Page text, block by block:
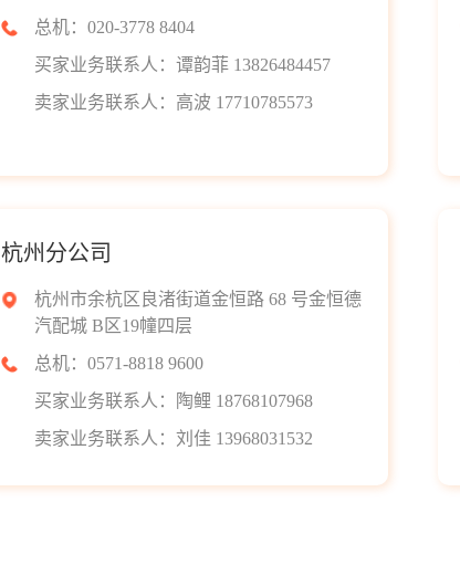
总机：020-3778 8404
买家业务联系人：谭韵菲 13826484457
卖家业务联系人：高波 17710785573
杭州分公司
杭州市余杭区良渚街道金恒路 68 号金恒德
汽配城 B区19幢四层
总机：0571-8818 9600
买家业务联系人：陶鲤 18768107968
卖家业务联系人：刘佳 13968031532